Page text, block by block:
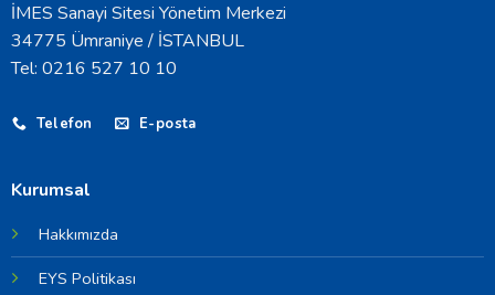
İMES Sanayi Sitesi Yönetim Merkezi
34775 Ümraniye / İSTANBUL
Tel: 0216 527 10 10
Telefon E-posta
Kurumsal
Hakkımızda
EYS Politikası